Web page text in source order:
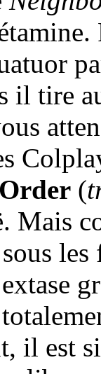
il tire
(
Mais
il est